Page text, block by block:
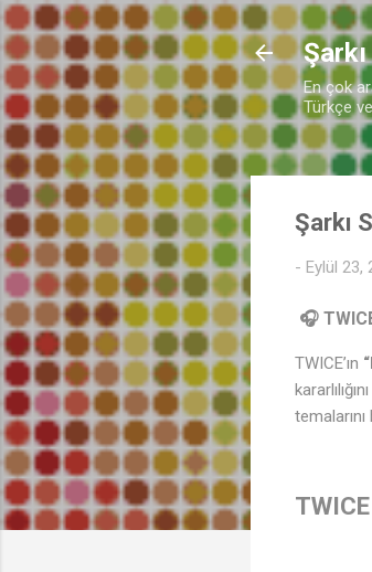
En çok
Türkçe
Şarkı
- Eylül 23,
🎧
TWICE’ın